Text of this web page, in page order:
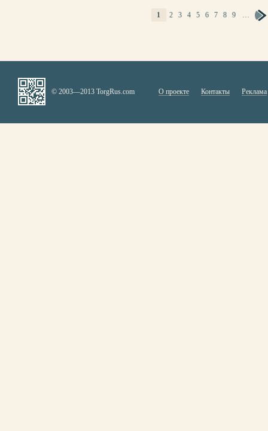
1 2 3 4 5 6 7 8 9 …
© 2003—2013 TorgRus.com О проекте Контакты Реклама